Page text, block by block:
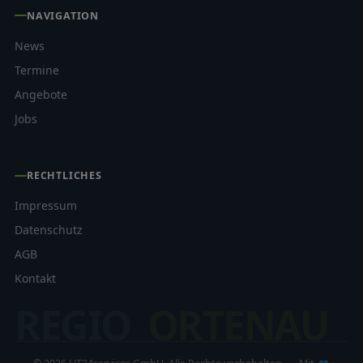
Kranfahrerschulungen, Aus- und Weiterbildung. In Planung
man sich bei der Fahrschule Laitenberger: Auf Wunsch
macht das Fahrschulteam mit einem LKW Station an
NAVIGATION
News
Termine
Angebote
Jobs
RECHTLICHES
Impressum
Datenschutz
AGB
Kontakt